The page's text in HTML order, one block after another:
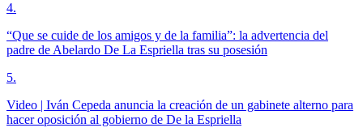
4.
“Que se cuide de los amigos y de la familia”: la advertencia del
padre de Abelardo De La Espriella tras su posesión
5.
Video | Iván Cepeda anuncia la creación de un gabinete alterno para
hacer oposición al gobierno de De la Espriella